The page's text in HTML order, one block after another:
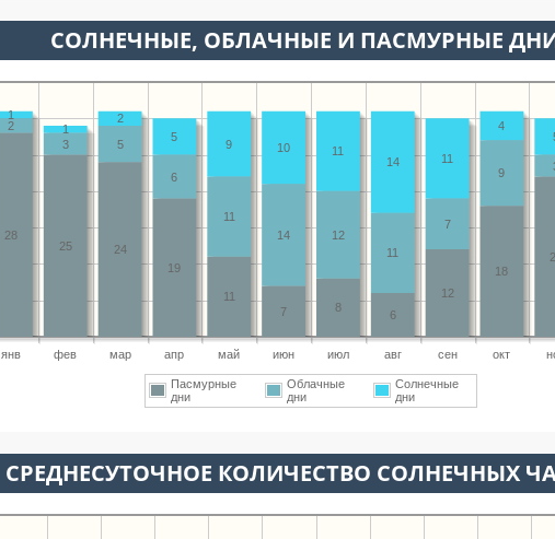
CОЛНЕЧНЫЕ, ОБЛАЧНЫЕ И ПАСМУРНЫЕ
янв фев мар апр май июн июл авг сен окт
18
12
6
8
7
11
19
24
25
28
9
7
11
12
14
11
6
5
3
2 4
11
14
11
10
9
5
2
1
1
Пасмурные
дни
Облачные
дни
Солнечные
дни
СРЕДНЕСУТОЧНОЕ КОЛИЧЕСТВО СОЛНЕЧНЫХ